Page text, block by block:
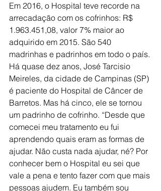
Em 2016, o Hospital teve recorde na
arrecadação com os cofrinhos: R$
1.963.451,08, valor 7% maior ao
adquirido em 2015. São 540
madrinhas e padrinhos em todo o país.
Há quase dez anos, José Tarcisio
Meireles, da cidade de Campinas (SP)
é paciente do Hospital de Câncer de
Barretos. Mas há cinco, ele se tornou
um padrinho de cofrinho. “Desde que
comecei meu tratamento eu fui
aprendendo quais eram as formas de
ajudar. Não custa nada ajudar, né? Por
conhecer bem o Hospital eu sei que
vale a pena e tento fazer com que mais
pessoas ajudem. Eu também sou